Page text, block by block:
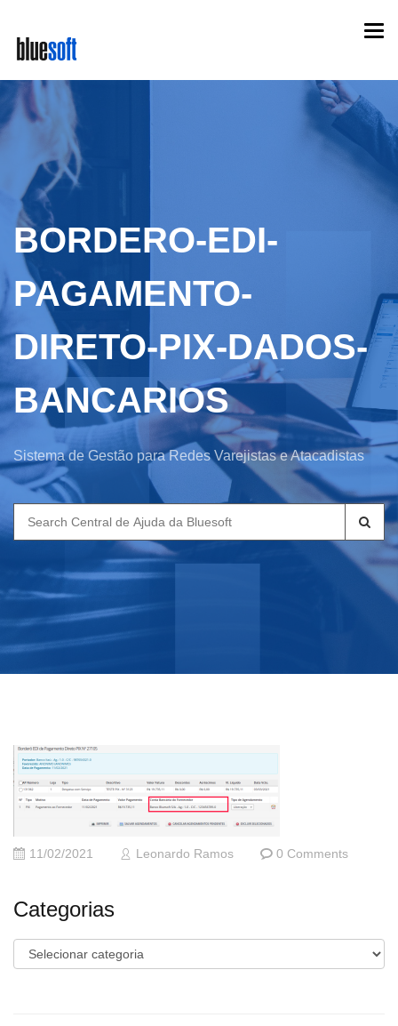
main
content
BORDERO-EDI-
PAGAMENTO-
DIRETO-PIX-DADOS-
BANCARIOS
Sistema de Gestão para Redes Varejistas e Atacadistas
Search
for:
11/02/2021 Leonardo Ramos 0 Comments
Categorias
Categorias